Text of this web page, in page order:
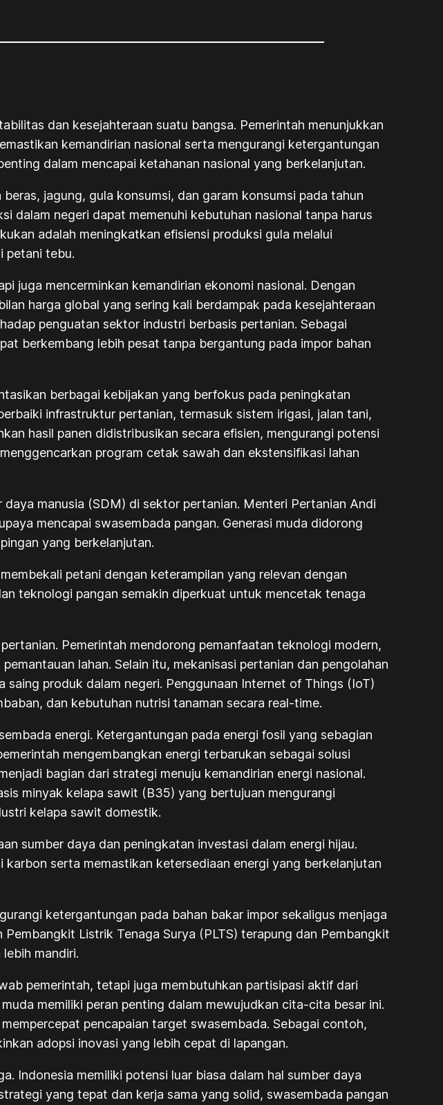
dan kesejahteraan suatu bangsa. Pemerintah menunjukkan
kemandirian nasional serta mengurangi ketergantungan
dalam mencapai ketahanan nasional yang berkelanjutan.
jagung, gula konsumsi, dan garam konsumsi pada tahun
dalam negeri dapat memenuhi kebutuhan nasional tanpa harus
adalah meningkatkan efisiensi produksi gula melalui
petani tebu.
juga mencerminkan kemandirian ekonomi nasional. Dengan
harga global yang sering kali berdampak pada kesejahteraan
penguatan sektor industri berbasis pertanian. Sebagai
berkembang lebih pesat tanpa bergantung pada impor bahan
berbagai kebijakan yang berfokus pada peningkatan
infrastruktur pertanian, termasuk sistem irigasi, jalan tani,
hasil panen didistribusikan secara efisien, mengurangi potensi
program cetak sawah dan ekstensifikasi lahan
manusia (SDM) di sektor pertanian. Menteri Pertanian Andi
mencapai swasembada pangan. Generasi muda didorong
yang berkelanjutan.
petani dengan keterampilan yang relevan dengan
teknologi pangan semakin diperkuat untuk mencetak tenaga
Pemerintah mendorong pemanfaatan teknologi modern,
pemantauan lahan. Selain itu, mekanisasi pertanian dan pengolahan
produk dalam negeri. Penggunaan Internet of Things (IoT)
dan kebutuhan nutrisi tanaman secara real-time.
energi. Ketergantungan pada energi fosil yang sebagian
mengembangkan energi terbarukan sebagai solusi
bagian dari strategi menuju kemandirian energi nasional.
minyak kelapa sawit (B35) yang bertujuan mengurangi
kelapa sawit domestik.
sumber daya dan peningkatan investasi dalam energi hijau.
serta memastikan ketersediaan energi yang berkelanjutan
ketergantungan pada bahan bakar impor sekaligus menjaga
Listrik Tenaga Surya (PLTS) terapung dan Pembangkit
mandiri.
pemerintah, tetapi juga membutuhkan partisipasi aktif dari
memiliki peran penting dalam mewujudkan cita-cita besar ini.
pencapaian target swasembada. Sebagai contoh,
adopsi inovasi yang lebih cepat di lapangan.
Indonesia memiliki potensi luar biasa dalam hal sumber daya
yang tepat dan kerja sama yang solid, swasembada pangan